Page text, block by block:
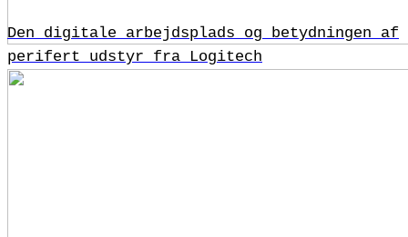
Den digitale arbejdsplads og betydningen af
perifert udstyr fra Logitech